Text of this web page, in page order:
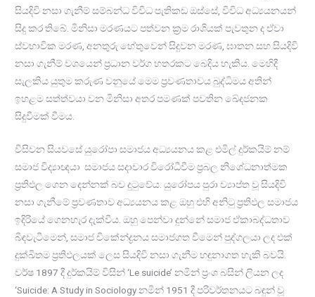
සියදිවි නසා ගැනීම් සම්බන්ධ විවිධ පැතිකඩ ඔස්සේ, විවිධ අධ්‍යයනයන්
සිදු කර තිබේ. මිනිසා මරණයට පත්වන ක‍්‍රම රාශියක් පැවතුන ද ඒවා
ස්වභාවික මරණ, අනතුරු හේතුවෙන් සිදුවන මරණ, ඝාතන සහ සියදිවි
නසා ගැනීම් වශයෙන් ප්‍රධාන වර්ග හතරකට බෙදිය හැකිය. මෙහිදී
සැලකිය යුතුම කරුණ වනුයේ මෙම ප‍්‍රවණතාවය බුද්ධිමය අතින්
ඉහළම සත්ත්වයා වන මිනිසා අතර පමණක් පවතින ඛේදජනක
සිදුවීමක් වීමය.
විසිවන සියවසේ යුරෝපා සමාජය අධ්‍යයනය කළ එමිල් දුර්කයිම් නම්
සමාජ විද්‍යාඥයා සමාජය සදාචාර විරෝධීවීම ප්‍රබල නිශේධනාත්මක
ප්‍රතිඵල ගෙන දෙන්නක් බව දුටුවේය. යුරෝපය පුරා ව්‍යාප්ත වූ සියදිවි
නසා ගැනීමේ ප්‍රවණතාව අධ්‍යයනය කළ ඔහු එහි අනිටු ප්‍රතිඵල සමාජය
ඉදිරියේ ගෙනහැර දැක්වීය. ඔහු පෙන්වා දුන්නේ සමාජ ඒකාබද්ධතාව
බිඳවැටීමෙන්, සමාජ විකේන්ද්‍රනය සමාජගත වීමෙන් පුද්ගලයා ලද එක්
දුක්ඛිතම ප්‍රතිඵලයක් ලෙස සියදිවි නසා ගැනීම හඳුනාගත හැකි බවයි.
වර්ෂ 1897 දී දුර්කයිම් විසින් ‘Le suicide’ නමින් ප්‍රංශ බසින් ලියන ලද
‘Suicide: A Study in Sociology නමින් 1951 දී පරිවර්තනයට බඳුන් වූ